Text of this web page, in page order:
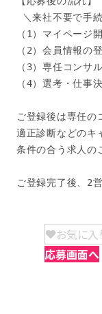
＼来社不要で手
（1）マイページ
（2）会員情報の
（3）専任コンサ
（4）選考・仕事
ご登録後は専任の
適正診断などのキ
条件の合う求人の
ご登録完了後、2
お気に入
応募画面へ